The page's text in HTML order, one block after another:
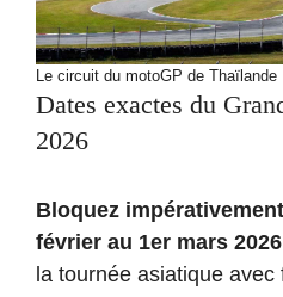
Le circuit du motoGP de Thaïlande
Dates exactes du
2026
Bloquez
février au 1er mars 2026
la tournée asiatique avec